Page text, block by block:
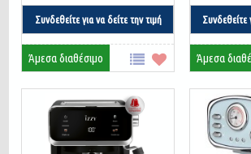
Συνδεθείτε για να δείτε την τιμή
Άμεσα διαθέσιμο
Συνδεθείτε
Άμεσα